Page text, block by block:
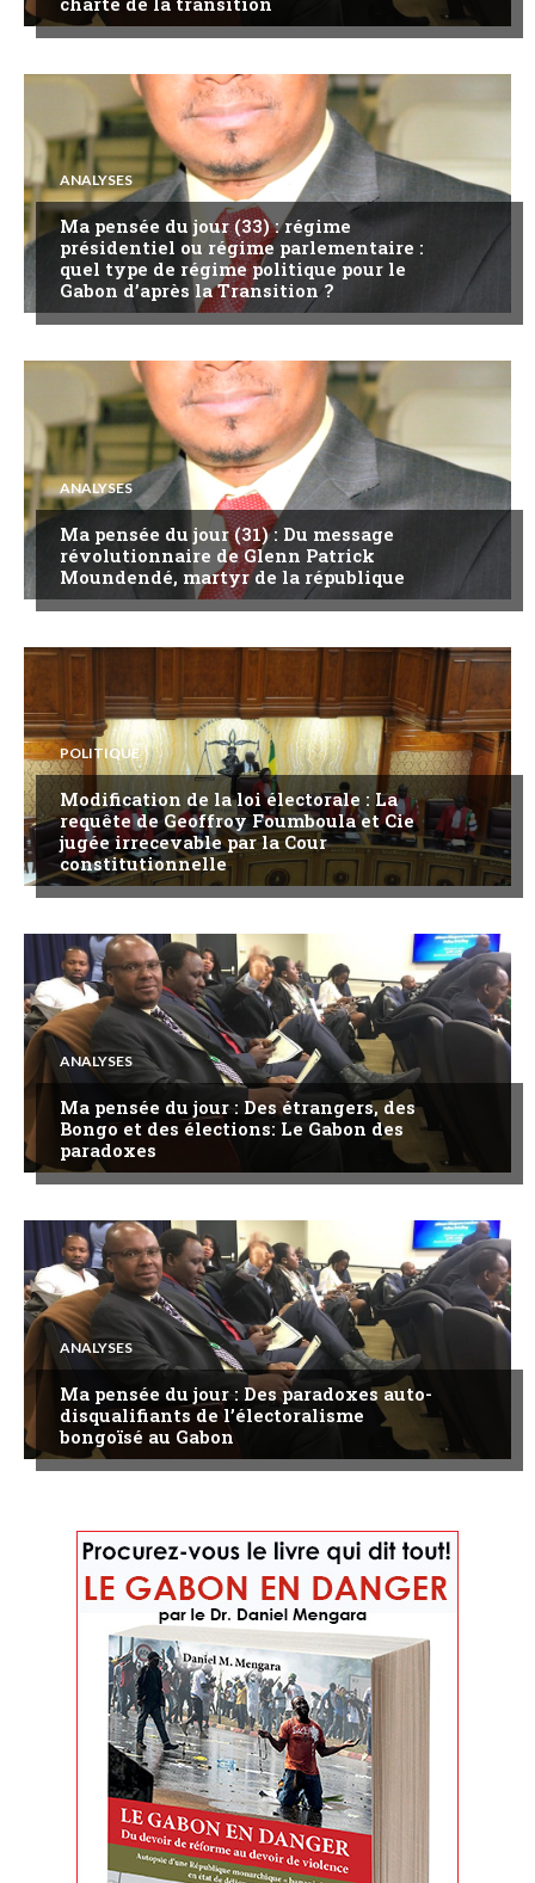
ANALYSES
Ma pensée du jour (33) : régime
présidentiel ou régime parlementaire :
quel type de régime politique pour le
Gabon d’après la Transition ?
ANALYSES
Ma pensée du jour (31) : Du message
révolutionnaire de Glenn Patrick
Moundendé, martyr de la république
POLITIQUE
Modification de la loi électorale : La
requête de Geoffroy Foumboula et Cie
jugée irrecevable par la Cour
constitutionnelle
ANALYSES
Ma pensée du jour : Des étrangers, des
Bongo et des élections: Le Gabon des
paradoxes
ANALYSES
Ma pensée du jour : Des paradoxes auto-
disqualifiants de l’électoralisme
bongoïsé au Gabon